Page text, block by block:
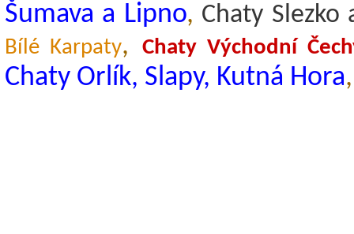
Šumava a Lipno, Chaty Slezko
Bílé Karpaty, Chaty Východní
Chaty Orlík, Slapy, Kutná Hora,